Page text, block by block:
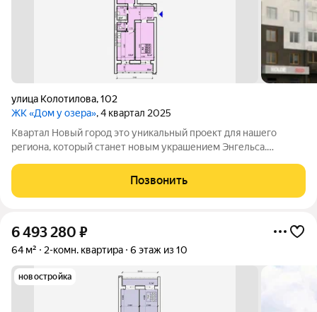
улица Колотилова,102
ЖК «Дом у озера», 4 квартал 2025
Квартал Новый город это уникальный проект для нашего
региона, который станет новым украшением Энгельса.
современные дизайны фасадов, функциональные планировки,
лаконичные формы, яркие акценты,
Позвонить
6 493 280 ₽
64 м² 2-комн. квартира 6 этаж из 10
новостройка